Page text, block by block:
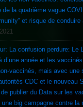
la quatrième vague
et risque de conduire
La confusion perdure: Le
d’une année et les
vaccinés, mais avec une
CDC et le nouveau
publier du Data sur les
big campagne contre la